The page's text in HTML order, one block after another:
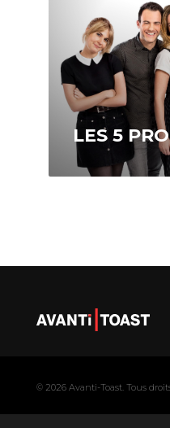
LES 5
Disponible sur
© 2026 Avanti-Toast. Tous